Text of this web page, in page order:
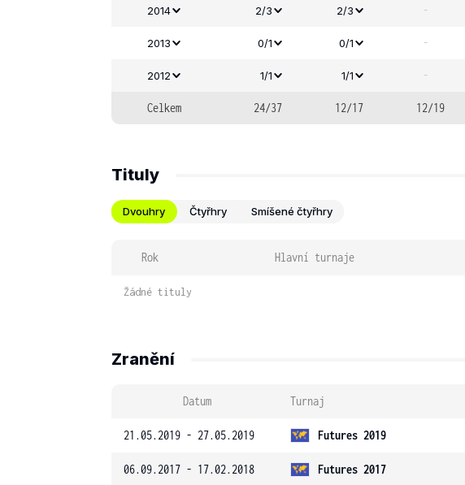
2014 2/3 2/3 -
2013 0/1 0/1 -
2012 1/1 1/1 -
Celkem 24/37 12/17 12/19
Tituly
Dvouhry Čtyřhry Smíšené čtyřhry
Rok Hlavní turnaje
Žádné tituly
Zranění
Datum Turnaj
21.05.2019 - 27.05.2019 Futures 2019
06.09.2017 - 17.02.2018 Futures 2017